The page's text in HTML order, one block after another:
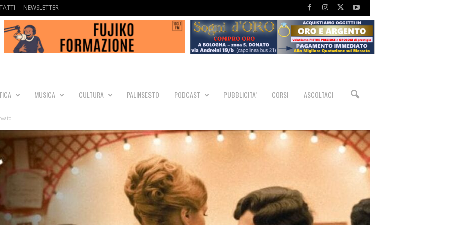
NEWSLETTER
MUSICA CULTURA PALINSESTO PODCAST PUBBLICITA’ CORSI ASCOLTACI